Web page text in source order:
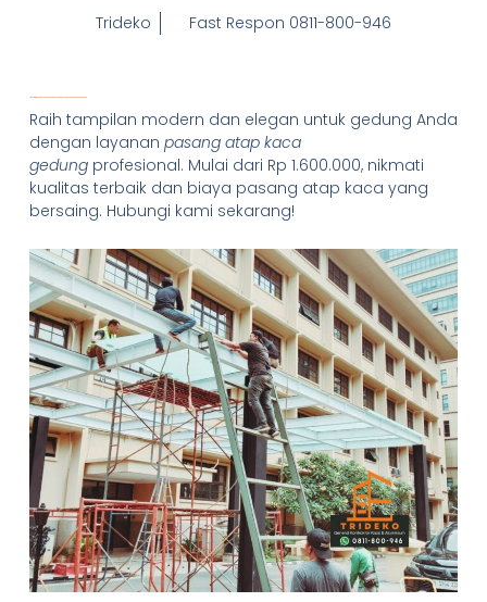
Trideko Fast Respon 0811-800-946
Raih tampilan modern dan elegan untuk gedung Anda
dengan layanan pasang atap kaca
gedungprofesional. Mulai dari Rp 1.600.000, nikmati
kualitas terbaik dan biaya pasang atap kaca yang
bersaing. Hubungi kami sekarang!